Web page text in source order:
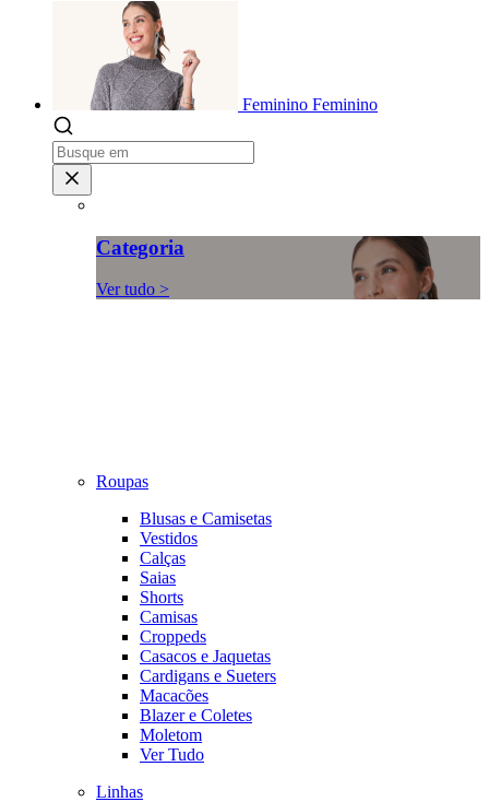
Feminino Feminino
Categoria
Ver tudo >
Roupas
Blusas e Camisetas
Vestidos
Calças
Saias
Shorts
Camisas
Croppeds
Casacos e Jaquetas
Cardigans e Sueters
Macacões
Blazer e Coletes
Moletom
Ver Tudo
Linhas